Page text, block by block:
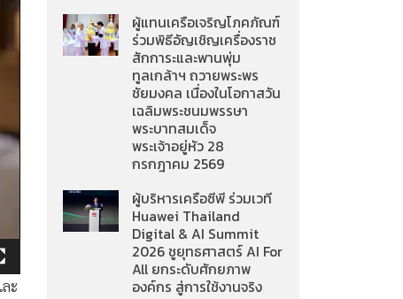
ะ​​
ผู้แทนเครือเจริญโภคภัณฑ์
ร่วมพิธีอัญเชิญเครื่องราช
สักการะและพานพุ่ม
ทูลเกล้าฯ ถวายพระพร
ชัยมงคล เนื่องในโอกาสวัน
เฉลิมพระชนมพรรษา
พระบาทสมเด็จ
พระเจ้าอยู่หัว 28
กรกฎาคม 2569
ผู้บริหารเครือซีพี ร่วมเวที
Huawei Thailand
Digital & AI Summit
2026 ชูยุทธศาสตร์ AI For
All ยกระดับศักยภาพ
องค์กร สู่การใช้งานจริง